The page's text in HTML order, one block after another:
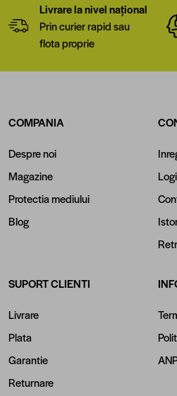
Livrare la nivel național
Prin curier rapid sau
flota proprie
COMPANIA
Despre noi
Magazine
Protectia mediului
Blog
SUPORT CLIENTI
Livrare
Plata
Garantie
Returnare